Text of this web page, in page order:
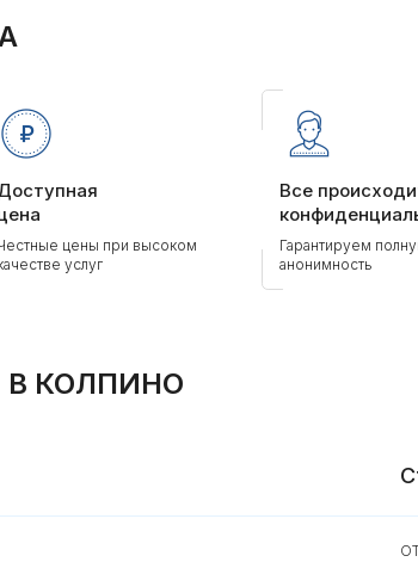
цены при высоком
услуг
Гарантируем
анонимность
Все
В КОЛПИНО